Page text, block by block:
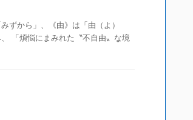
ずから」、《由》は「由（よ）
「煩悩にまみれた〝不自由〟な境